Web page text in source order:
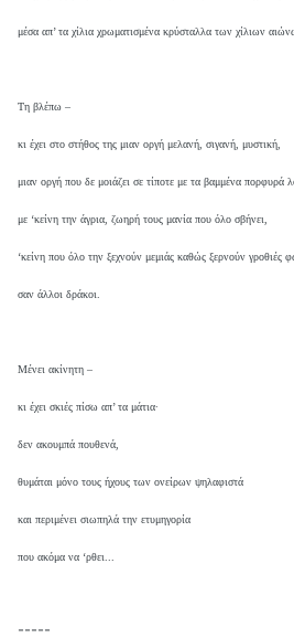
μέσα απ’ τα χίλια χρωματισμένα κρύσταλλα των χίλιων
Τη βλέπω –
κι έχει στο στήθος της μιαν οργή μελανή, σιγανή, μυστική,
μιαν οργή που δε μοιάζει σε τίποτε με τα βαμμένα
με ‘κείνη την άγρια, ζωηρή τους μανία που όλο σβήνει,
‘κείνη που όλο την ξεχνούν μεμιάς καθώς ξερνούν γροθιές
σαν άλλοι δράκοι.
Μένει ακίνητη –
κι έχει σκιές πίσω απ’ τα μάτια·
δεν ακουμπά πουθενά,
θυμάται μόνο τους ήχους των ονείρων ψηλαφιστά
και περιμένει σιωπηλά την ετυμηγορία
που ακόμα να ‘ρθει...
-----